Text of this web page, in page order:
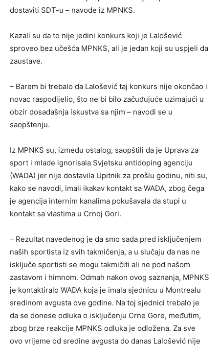
dostaviti SDT-u – navode iz MPNKS.
Kazali su da to nije jedini konkurs koji je Lalošević
sproveo bez učešća MPNKS, ali je jedan koji su uspjeli da
zaustave.
– Barem bi trebalo da Lalošević taj konkurs nije okončao i
novac raspodijelio, što ne bi bilo začuđujuće uzimajući u
obzir dosadašnja iskustva sa njim – navodi se u
saopštenju.
Iz MPNKS su, između ostalog, saopštili da je Uprava za
sport i mlade ignorisala Svjetsku antidoping agenciju
(WADA) jer nije dostavila Upitnik za prošlu godinu, niti su,
kako se navodi, imali ikakav kontakt sa WADA, zbog čega
je agencija internim kanalima pokušavala da stupi u
kontakt sa vlastima u Crnoj Gori.
– Rezultat navedenog je da smo sada pred isključenjem
naših sportista iz svih takmičenja, a u slučaju da nas ne
isključe sportisti se mogu takmičiti ali ne pod našom
zastavom i himnom. Odmah nakon ovog saznanja, MPNKS
je kontaktiralo WADA koja je imala sjednicu u Montrealu
sredinom avgusta ove godine. Na toj sjednici trebalo je
da se donеse odluka o isključenju Crne Gore, međutim,
zbog brze reakcije MPNKS odluka je odložena. Za sve
ovo vrijeme od sredine avgusta do danas Lalošević nije